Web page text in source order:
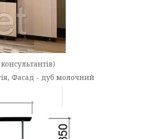
Фасад - дуб молочний